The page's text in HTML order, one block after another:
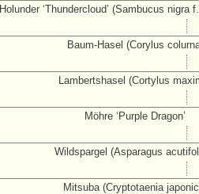
Holunder ‘Thundercloud’ (Sambucus nigra
Baum-Hasel (Corylus
Lambertshasel (Cortylus
Möhre ‘Purple Dragon’
Wildspargel (Asparagus
Mitsuba (Cryptotaenia